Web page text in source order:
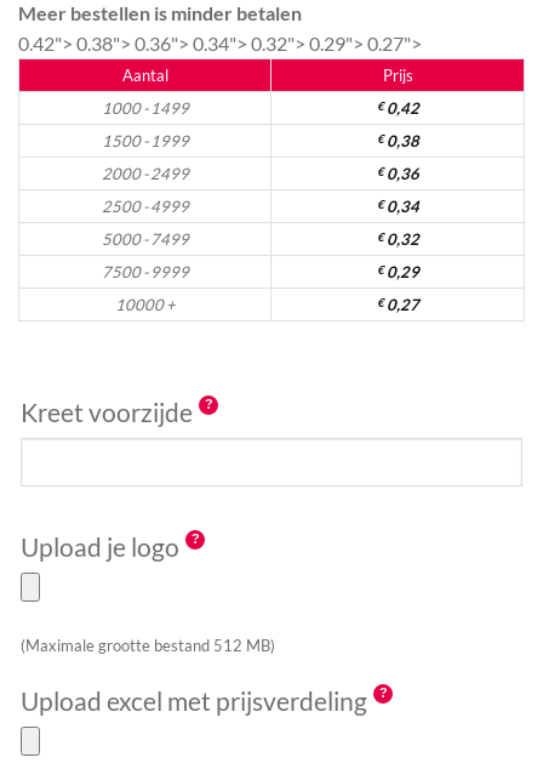
Meer bestellen is minder betalen
0.42"> 0.38"> 0.36"> 0.34"> 0.32"> 0.29"> 0.27">
Aantal
Prijs
1000 - 1499
€0,42
1500 - 1999
€0,38
2000 - 2499
€0,36
2500 - 4999
€0,34
5000 - 7499
€0,32
7500 - 9999
€0,29
10000 +
€0,27
Kreet voorzijde
Upload je logo
(Maximale grootte bestand 512 MB)
Upload excel met prijsverdeling